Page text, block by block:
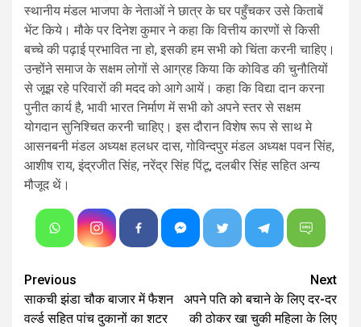
स्थानीय मंडल भाजपा के नेताओं ने छात्र के घर पहुँचकर उसे किताबें
भेंट किये। मौके पर दिनेश कुमार ने कहा कि वित्तीय कारणों से किसी
बच्चे की पढ़ाई प्रभावित ना हो, इसकी हम सभी को चिंता करनी चाहिए।
उन्होंने समाज के सक्षम लोगों से आग्रह किया कि कोविड की चुनौतियों
से जूझ रहे परिवारों की मदद को आगे आयें। कहा कि विद्या दान करना
पुनीत कार्य है, भावी भारत निर्माण में सभी को अपने स्तर से सक्षम
योगदान सुनिश्चित करनी चाहिए। इस दौरान विशेष रूप से साथ मे
आसनबनी मंडल अध्यक्ष हलधर दास, गोविन्दपुर मंडल अध्यक्ष पवन सिंह,
आशीष राय, इंद्रजीत सिंह, नरेंद्र सिंह पिंटू, दलबीर सिंह सहित अन्य
मौजूद थें।
Continue
Reading
Previous
साकची झंडा चौक बाजार में फैशन
वर्ल्ड सहित पांच दुकानों का शटर
Next
अपने पति को बचाने के लिए दर-दर
की ठोकर खा चुकी महिला के लिए